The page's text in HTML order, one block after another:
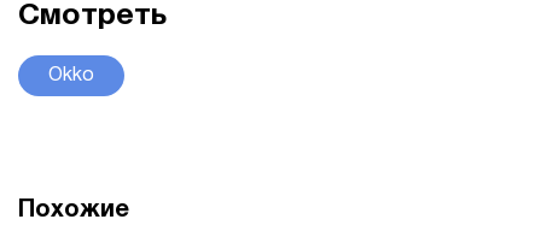
Смотреть
Okko
Похожие